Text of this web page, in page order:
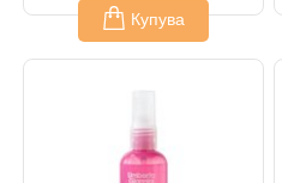
Купува